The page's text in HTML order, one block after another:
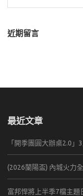
尋
鍵
近期留言
最近文章
「開季團圓大辦桌2.0
(2026蘭陽盃) 內城火力
富邦悍將上半季7檔主題